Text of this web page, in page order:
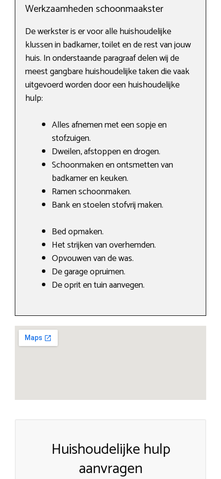
Werkzaamheden schoonmaakster
De werkster is er voor alle huishoudelijke
klussen in badkamer, toilet en de rest van jouw
huis. In onderstaande paragraaf delen wij de
meest gangbare huishoudelijke taken die vaak
uitgevoerd worden door een huishoudelijke
hulp:
Alles afnemen met een sopje en
stofzuigen.
Dweilen, afstoppen en drogen.
Schoonmaken en ontsmetten van
badkamer en keuken.
Ramen schoonmaken.
Bank en stoelen stofvrij maken.
Bed opmaken.
Het strijken van overhemden.
Opvouwen van de was.
De garage opruimen.
De oprit en tuin aanvegen.
Huishoudelijke hulp
aanvragen